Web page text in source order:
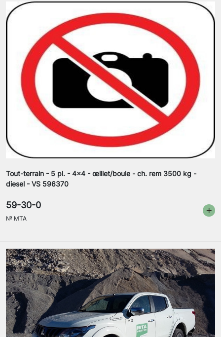
Tout-terrain - 5 pl. - 4x4 - œillet/boule - ch. rem 3500 kg -
diesel - VS 596370
59-30-0
№ MTA